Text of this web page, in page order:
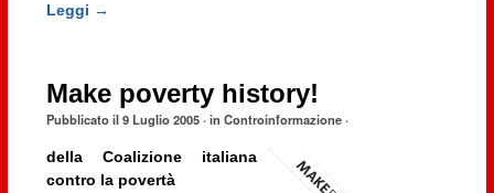
Leggi →
Make poverty history!
Pubblicato il9 Luglio 2005· in Controinformazione·
della Coalizione italiana
contro la povertà